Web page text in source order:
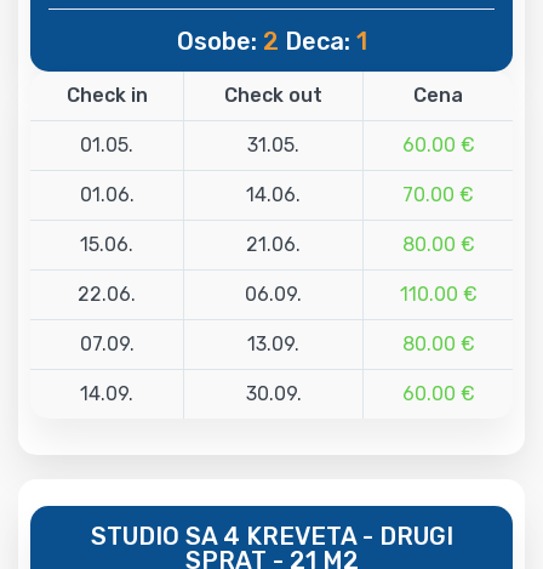
Osobe: 2 Deca: 1
Check in Check out Cena
01.05. 31.05. 60.00 €
01.06. 14.06. 70.00 €
15.06. 21.06. 80.00 €
22.06. 06.09. 110.00 €
07.09. 13.09. 80.00 €
14.09. 30.09. 60.00 €
STUDIO SA 4 KREVETA - DRUGI
SPRAT - 21 M2